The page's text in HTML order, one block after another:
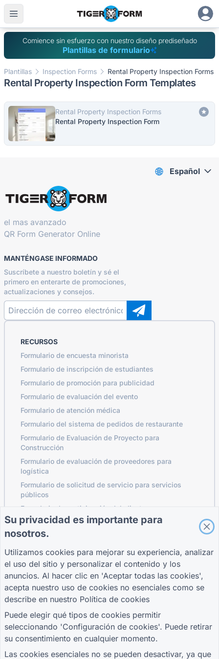
Comience sin esfuerzo con nuestro diseño prediseñado
Plantillas de formulario
Plantillas Inspection Forms Rental Property Inspection Forms
Rental Property Inspection Form Templates
Rental Property Inspection Forms
Rental Property Inspection Form
el mas avanzado
QR Form Generator Online
MANTÉNGASE INFORMADO
Suscríbete a nuestro boletín y sé el
primero en enterarte de promociones,
actualizaciones y consejos.
RECURSOS
Formulario de encuesta minorista
Formulario de inscripción de estudiantes
Formulario de promoción para publicidad
Formulario de evaluación del evento
Formulario de atención médica
Formulario del sistema de pedidos de restaurante
Formulario de Evaluación de Proyecto para
Construcción
Formulario de evaluación de proveedores para
logística
Formulario de solicitud de servicio para servicios
públicos
Formulario de participación del cliente
GUÍAS
Centro de ayuda
Blog
TIGER FORM Guía
COMPAÑÍA
Sobre nosotros
Contáctenos
TÉRMINOS
Términos
política de
privacidad
Configuración de
cookies
Español
Su privacidad es importante para
nosotros.
Utilizamos cookies para mejorar su experiencia, analizar
el uso del sitio y personalizar el contenido y los
anuncios. Al hacer clic en 'Aceptar todas las cookies',
acepta nuestro uso de cookies no esenciales como se
describe en nuestro Política de cookies
Puede elegir qué tipos de cookies permitir
seleccionando 'Configuración de cookies'. Puede retirar
su consentimiento en cualquier momento.
Las cookies esenciales no se pueden desactivar, ya que